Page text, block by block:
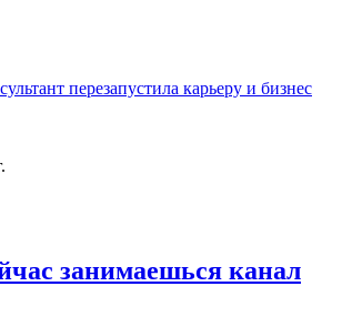
перезапустила карьеру и бизнес
занимаешься канал